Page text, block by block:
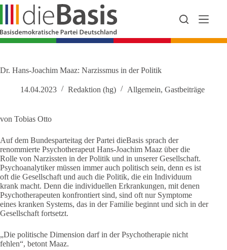
Zum
springen
Dr. Hans-Joachim Maaz: Narzissmus in der Politik
14.04.2023 Redaktion (hg) Allgemein, Gastbeiträge
von Tobias Otto
Auf dem Bundesparteitag der Partei dieBasis sprach der
renommierte Psychotherapeut Hans-Joachim Maaz über die
Rolle von Narzissten in der Politik und in unserer Gesellschaft.
Psychoanalytiker müssen immer auch politisch sein, denn es ist
oft die Gesellschaft und auch die Politik, die ein Individuum
krank macht. Denn die individuellen Erkrankungen, mit denen
Psychotherapeuten konfrontiert sind, sind oft nur Symptome
eines kranken Systems, das in der Familie beginnt und sich in der
Gesellschaft fortsetzt.
„Die politische Dimension darf in der Psychotherapie nicht
fehlen“, betont Maaz.